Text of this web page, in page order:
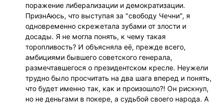
поражение либерализации и демократизации.
ПризнАюсь, что выступая за "свободу Чечни", я
одновременно скрежетала зубами от злости и
досады. Я не могла понять, к чему такая
торопливость? И объясняла её, прежде всего,
амбициями бывшего советского генерала,
размечтавшегося о президентском кресле. Неужели
трудно было просчитать на два шага вперед и понять,
что будет именно так, как и произошло?! Он рискнул,
но не деньгами в покере, а судьбой своего народа. А